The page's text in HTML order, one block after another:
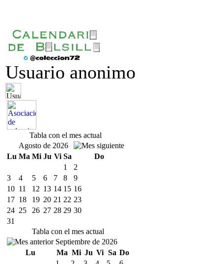
Usuario anonimo
Tabla con el mes actual
Agosto de 2026
Lu Ma Mi Ju Vi Sa
Do
1
2
3
4 5 6 7 8
9
10 11 12 13 14 15 16
17 18 19 20 21 22 23
24 25 26 27 28 29 30
31
Tabla con el mes actual
Septiembre de 2026
Lu
Ma Mi Ju Vi Sa Do